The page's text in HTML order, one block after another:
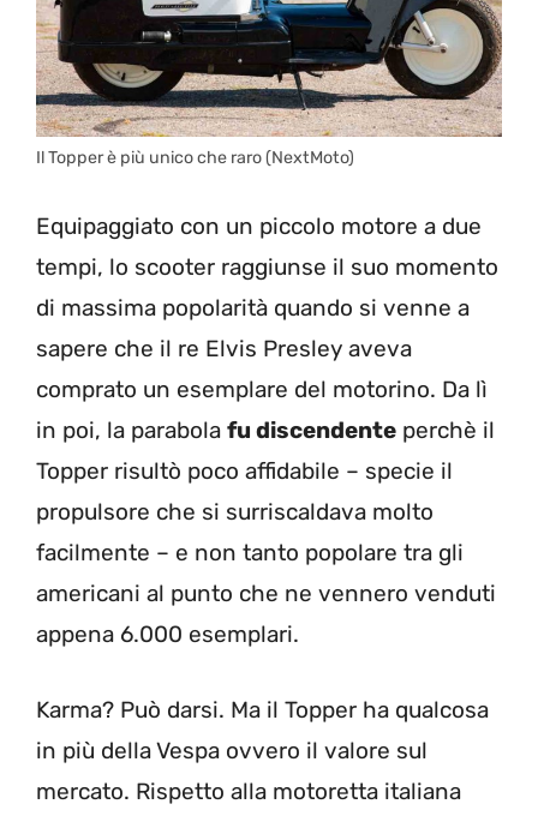
Il Topper è più unico che raro (NextMoto)
Equipaggiato con un piccolo motore a due
tempi, lo scooter raggiunse il suo momento
di massima popolarità quando si venne a
sapere che il re Elvis Presley aveva
comprato un esemplare del motorino. Da lì
in poi, la parabola fu discendente perchè il
Topper risultò poco affidabile – specie il
propulsore che si surriscaldava molto
facilmente – e non tanto popolare tra gli
americani al punto che ne vennero venduti
appena 6.000 esemplari.
Karma? Può darsi. Ma il Topper ha qualcosa
in più della Vespa ovvero il valore sul
mercato. Rispetto alla motoretta italiana